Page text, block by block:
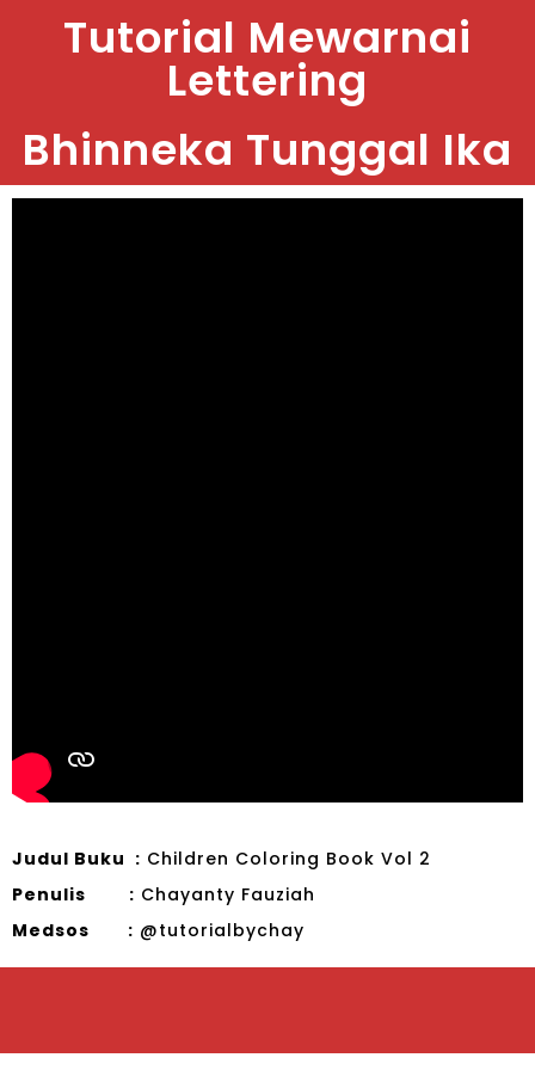
Tutorial Mewarnai
Lettering
Bhinneka Tunggal Ika
Judul Buku : Children Coloring Book Vol 2
Penulis : Chayanty Fauziah
Medsos : @tutorialbychay